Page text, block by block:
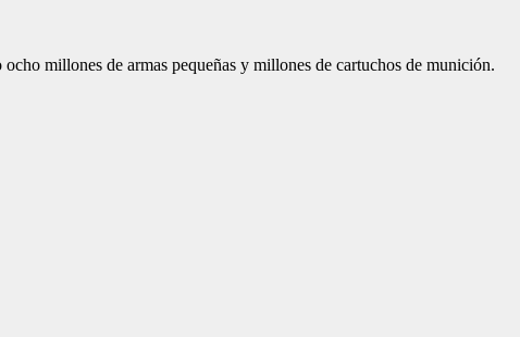
millones de armas pequeñas y millones de cartuchos de munición.